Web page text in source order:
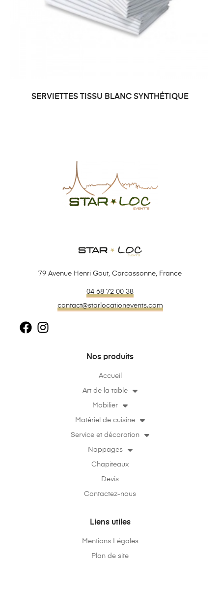
SERVIETTES TISSU BLANC SYNTHÉTIQUE
79 Avenue Henri Gout, Carcassonne, France
04 68 72 00 38
contact@starlocationevents.com
Nos produits
Accueil
Art de la table
Mobilier
Matériel de cuisine
Service et décoration
Nappages
Chapiteaux
Devis
Contactez-nous
Liens utiles
Mentions Légales
Plan de site